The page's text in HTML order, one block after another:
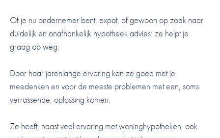
Of je nu ondernemer bent, expat, of gewoon op zoek naar
duidelijk en onafhankelijk hypotheek advies: ze helpt je
graag op weg.
Door haar jarenlange ervaring kan ze goed met je
meedenken en voor de meeste problemen met een, soms
verrassende, oplossing komen.
Ze heeft, naast veel ervaring met woninghypotheken, ook